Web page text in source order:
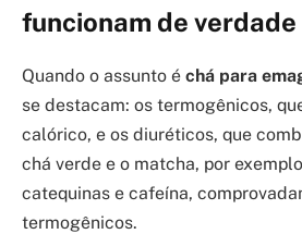
funcionam de verdade
Quando o assunto é chá para
se destacam: os termogênicos,
calórico, e os diuréticos, que
chá verde e o matcha, por
catequinas e cafeína,
termogênicos.